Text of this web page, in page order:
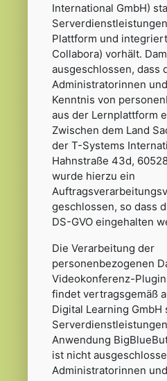
International GmbH)
Plattform und
Collabora) vorhält.
ausgeschlossen, dass
Administratorinnen
Kenntnis von
aus der Lernplattform
Zwischen dem Land
der T-Systems
Hahnstraße 43d,
wurde hierzu ein
geschlossen, so dass
DS-GVO eingehalten
Die Verarbeitung der
personenbezogenen
Videokonferenz-
findet vertragsgemäß
Digital Learning GmbH
Anwendung
ist nicht
Administratorinnen